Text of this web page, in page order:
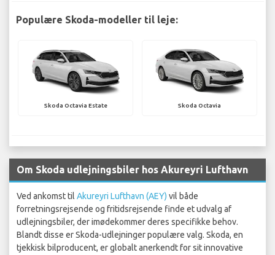
Populære Skoda-modeller til leje:
Skoda Octavia Estate Skoda Octavia
Om Skoda udlejningsbiler hos Akureyri Lufthavn
Ved ankomst til Akureyri Lufthavn (AEY) vil både
forretningsrejsende og fritidsrejsende finde et udvalg af
udlejningsbiler, der imødekommer deres specifikke behov.
Blandt disse er Skoda-udlejninger populære valg. Skoda, en
tjekkisk bilproducent, er globalt anerkendt for sit innovative